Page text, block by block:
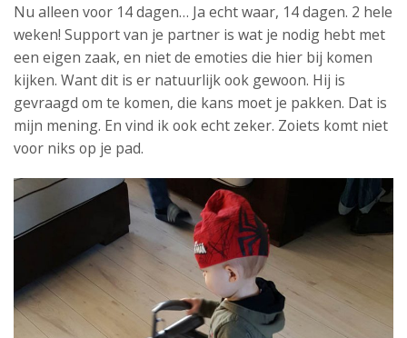
Nu alleen voor 14 dagen… Ja echt waar, 14 dagen. 2 hele
weken! Support van je partner is wat je nodig hebt met
een eigen zaak, en niet de emoties die hier bij komen
kijken. Want dit is er natuurlijk ook gewoon. Hij is
gevraagd om te komen, die kans moet je pakken. Dat is
mijn mening. En vind ik ook echt zeker. Zoiets komt niet
voor niks op je pad.